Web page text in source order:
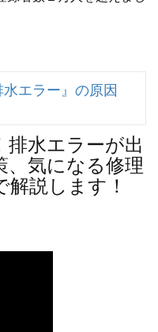
水エラー』の原因
排水エラーが出
気になる修理
説します！